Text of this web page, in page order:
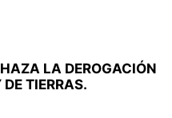
LA DEROGACIÓN
DE TIERRAS.